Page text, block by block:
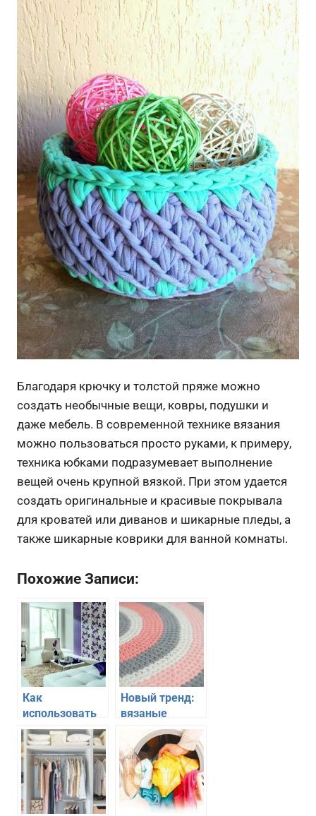
Благодаря крючку и толстой пряже можно
создать необычные вещи, ковры, подушки и
даже мебель. В современной технике вязания
можно пользоваться просто руками, к примеру,
техника юбками подразумевает выполнение
вещей очень крупной вязкой. При этом удается
создать оригинальные и красивые покрывала
для кроватей или диванов и шикарные пледы, а
также шикарные коврики для ванной комнаты.
Похожие Записи:
Как
использовать
цветочные
орнаменты в
интерьере
гостиной
Новый тренд:
вязаные
коврики для
украшения
интерьера